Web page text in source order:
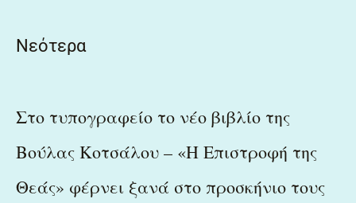
Νεότερα
Στο τυπογραφείο το νέο βιβλίο της
Βούλας Κοτσάλου – «Η Επιστροφή της
Θεάς» φέρνει ξανά στο προσκήνιο τους